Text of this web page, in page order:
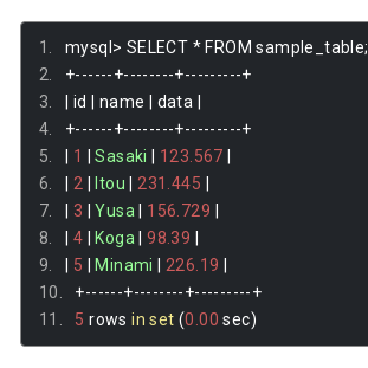
mysql > SELECT * FROM sample_table;
+------+--------+---------+
id name data
+------+--------+---------+
1 Sasaki 123.567
2 Itou 231.445
3 Yusa 156.729
4 Koga 98.39
5 Minami 226.19
+------+--------+---------+
5 rows in set (0.00 sec)